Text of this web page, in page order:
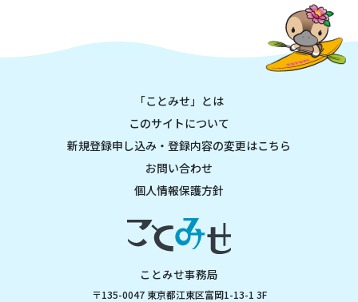
「ことみせ」とは
このサイトについて
新規登録申し込み・登録内容の変更はこちら
お問い合わせ
個人情報保護方針
ことみせ事務局
〒135-0047 東京都江東区富岡1-13-1 3F